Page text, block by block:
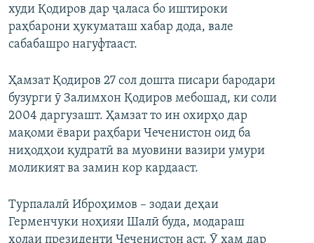
худи Қодиров дар ҷаласа бо иштироки
раҳбарони ҳукуматаш хабар дода, вале
сабабашро нагуфтааст.
Ҳамзат Қодиров 27 сол дошта писари бародари
бузурги ӯ Залимхон Қодиров мебошад, ки соли
2004 даргузашт. Ҳамзат то ин охирҳо дар
мақоми ёвари раҳбари Чеченистон оид ба
ниҳодҳои қудратӣ ва муовини вазири умури
моликият ва замин кор кардааст.
Турпалалӣ Иброҳимов – зодаи деҳаи
Герменчуки ноҳияи Шалӣ буда, модараш
холаи президенти Чеченистон аст. Ӯ ҳам дар